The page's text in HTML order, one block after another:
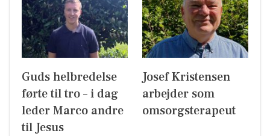
Guds helbredelse
førte til tro – i dag
leder Marco andre
til Jesus
Josef Kristensen
arbejder som
omsorgsterapeut